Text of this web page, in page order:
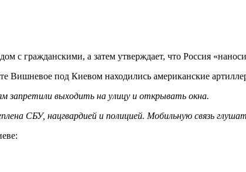
с гражданскими, а затем утверждает, что Россия
Вишневое под Киевом находились американские
запретили выходить на улицу и открывать окна.
СБУ, нацгвардией и полицией. Мобильную связь